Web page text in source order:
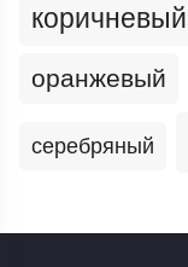
коричневый
оранжевый
серебряный